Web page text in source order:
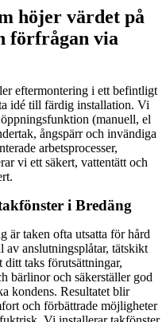
höjer värdet på
förfrågan via
eftermontering i ett befintligt
idé till färdig installation. Vi
(manuell, el
ångspärr och invändiga
arbetsprocesser,
vi ett säkert, vattentätt och
i Bredäng
är taken ofta utsatta för hård
anslutningsplåtar, tätskikt
taks förutsättningar,
bärlinor och säkerställer god
kondens. Resultatet blir
och förbättrade möjligheter